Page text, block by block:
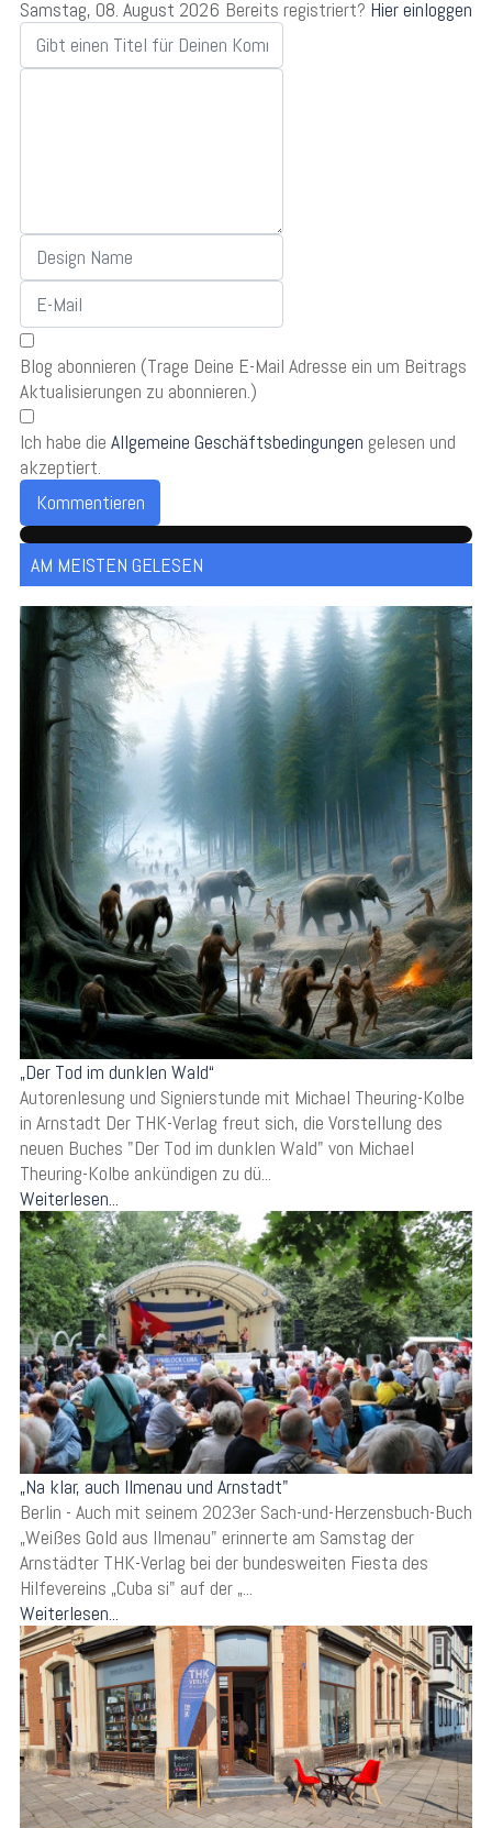
Bereits registriert? Hier einloggen
Samstag, 08. August 2026
Blog abonnieren (Trage Deine E-Mail Adresse ein um Beitrags
Aktualisierungen zu abonnieren.)
Ich habe die Allgemeine Geschäftsbedingungen gelesen und
akzeptiert.
Kommentieren
AM MEISTEN GELESEN
„Der Tod im dunklen Wald“
Autorenlesung und Signierstunde mit Michael Theuring-Kolbe
in Arnstadt Der THK-Verlag freut sich, die Vorstellung des
neuen Buches "Der Tod im dunklen Wald" von Michael
Theuring-Kolbe ankündigen zu dü...
Weiterlesen...
„Na klar, auch Ilmenau und Arnstadt"
Berlin - Auch mit seinem 2023er Sach-und-Herzensbuch-Buch
„Weißes Gold aus Ilmenau" erinnerte am Samstag der
Arnstädter THK-Verlag bei der bundesweiten Fiesta des
Hilfevereins „Cuba si" auf der „...
Weiterlesen...